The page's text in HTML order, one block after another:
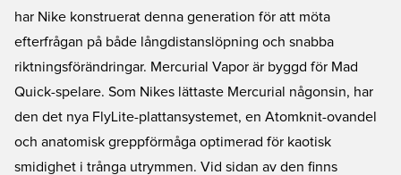
har Nike konstruerat denna generation för att möta
efterfrågan på både långdistanslöpning och snabba
riktningsförändringar. Mercurial Vapor är byggd för Mad
Quick-spelare. Som Nikes lättaste Mercurial någonsin, har
den det nya FlyLite-plattansystemet, en Atomknit-ovandel
och anatomisk greppförmåga optimerad för kaotisk
smidighet i trånga utrymmen. Vid sidan av den finns